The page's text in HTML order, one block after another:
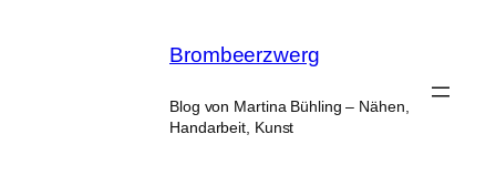
Brombeerzwerg
Blog von Martina Bühling – Nähen,
Handarbeit, Kunst